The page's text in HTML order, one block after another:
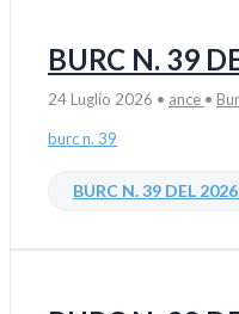
BURC N. 39
24 Luglio 2026 • ance •
burc n. 39
BURC N. 39 DEL 2026